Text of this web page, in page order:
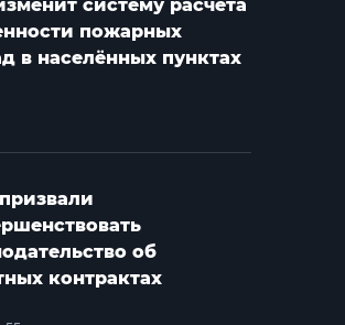
систему расчёта
пожарных
в населённых пунктах
об
контрактах